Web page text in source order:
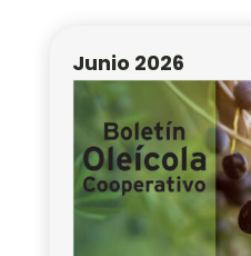
Junio 2026